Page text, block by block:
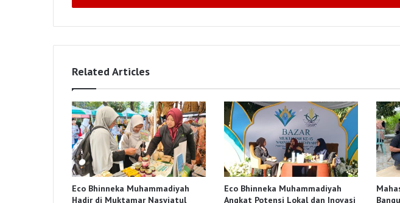
Related Articles
Eco Bhinneka Muhammadiyah
Hadir di Muktamar Nasyiatul
Eco Bhinneka Muhammadiyah
Angkat Potensi Lokal dan Inovasi